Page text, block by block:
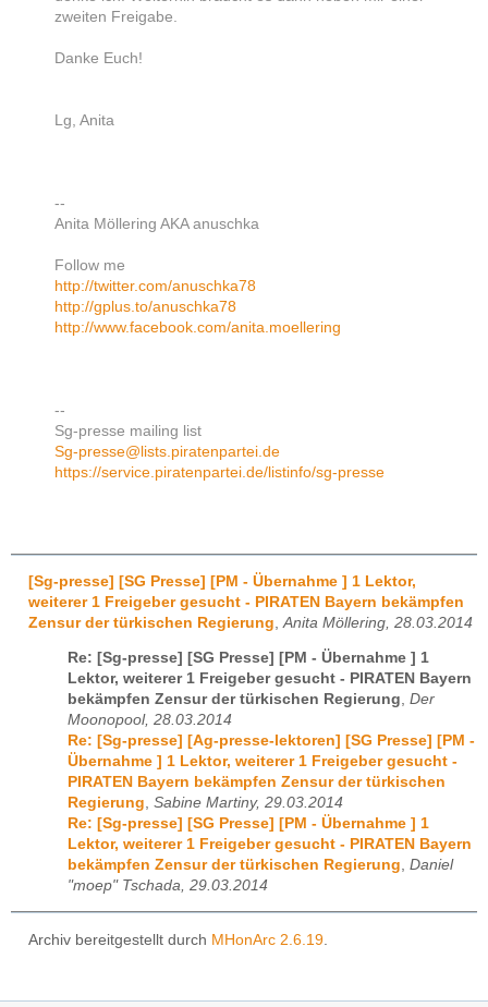
zweiten Freigabe.
Danke Euch!
Lg, Anita
--
Anita Möllering AKA anuschka
Follow me
http://twitter.com/anuschka78
http://gplus.to/anuschka78
http://www.facebook.com/anita.moellering
--
Sg-presse mailing list
Sg-presse@lists.piratenpartei.de
https://service.piratenpartei.de/listinfo/sg-presse
[Sg-presse] [SG Presse] [PM - Übernahme ] 1 Lektor,
weiterer 1 Freigeber gesucht - PIRATEN Bayern bekämpfen
Zensur der türkischen Regierung Anita Möllering, 28.03.2014
Re: [Sg-presse] [SG Presse] [PM - Übernahme ] 1
Lektor, weiterer 1 Freigeber gesucht - PIRATEN Bayern
bekämpfen Zensur der türkischen Regierung, Der
Moonopool, 28.03.2014
Re: [Sg-presse] [Ag-presse-lektoren] [SG Presse] [PM -
Übernahme ] 1 Lektor, weiterer 1 Freigeber gesucht -
PIRATEN Bayern bekämpfen Zensur der türkischen
Regierung, Sabine Martiny, 29.03.2014
Re: [Sg-presse] [SG Presse] [PM - Übernahme ] 1
Lektor, weiterer 1 Freigeber gesucht - PIRATEN Bayern
bekämpfen Zensur der türkischen Regierung, Daniel
"moep" Tschada, 29.03.2014
Archiv bereitgestellt durch MHonArc 2.6.19